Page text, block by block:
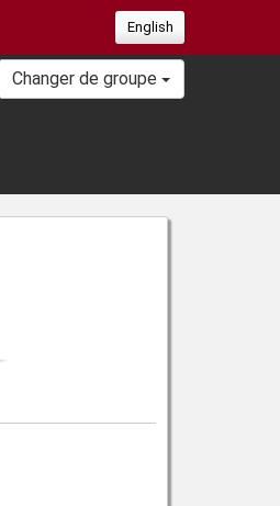
English
Changer de groupe